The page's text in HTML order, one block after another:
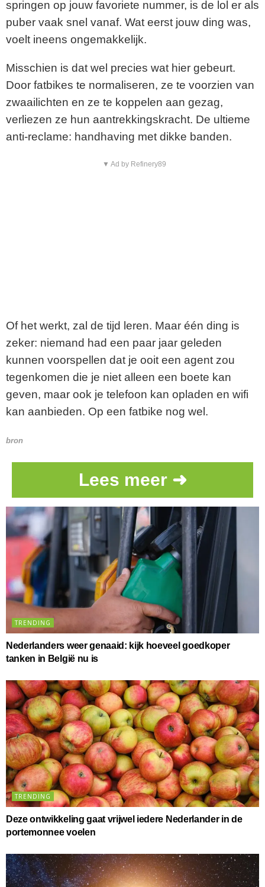
springen op jouw favoriete nummer, is de lol er als
puber vaak snel vanaf. Wat eerst jouw ding was,
voelt ineens ongemakkelijk.
Misschien is dat wel precies wat hier gebeurt.
Door fatbikes te normaliseren, ze te voorzien van
zwaailichten en ze te koppelen aan gezag,
verliezen ze hun aantrekkingskracht. De ultieme
anti-reclame: handhaving met dikke banden.
▼ Ad by Refinery89
Of het werkt, zal de tijd leren. Maar één ding is
zeker: niemand had een paar jaar geleden
kunnen voorspellen dat je ooit een agent zou
tegenkomen die je niet alleen een boete kan
geven, maar ook je telefoon kan opladen en wifi
kan aanbieden. Op een fatbike nog wel.
bron
Lees meer ➜
TRENDING
Nederlanders weer genaaid: kijk hoeveel goedkoper
tanken in België nu is
TRENDING
Deze ontwikkeling gaat vrijwel iedere Nederlander in de
portemonnee voelen